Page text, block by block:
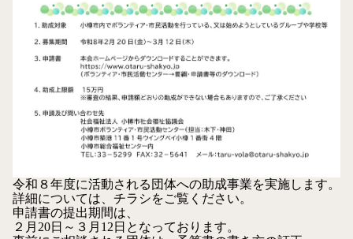
令和８年度に活動される団体への助成事業を実施します。
詳細については、チラシをご覧ください。
申請書の提出期間は、
２月20日～３月12日となっております。